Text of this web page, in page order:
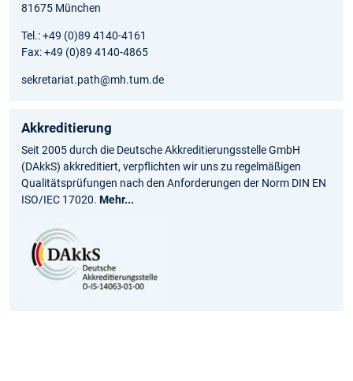
81675 München
Tel.: +49 (0)89 4140-4161
Fax: +49 (0)89 4140-4865
sekretariat.path@mh.tum.de
Akkreditierung
Seit 2005 durch die Deutsche Akkreditierungsstelle GmbH
(DAkkS) akkreditiert, verpflichten wir uns zu regelmäßigen
Qualitätsprüfungen nach den Anforderungen der Norm DIN EN
ISO/IEC 17020. Mehr...